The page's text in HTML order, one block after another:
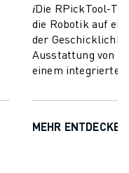
𝑖Die RPickTool-
die Robotik auf
der
Ausstattung von
einem integrierten
sie eine Art
MEHR ENTDECKEN